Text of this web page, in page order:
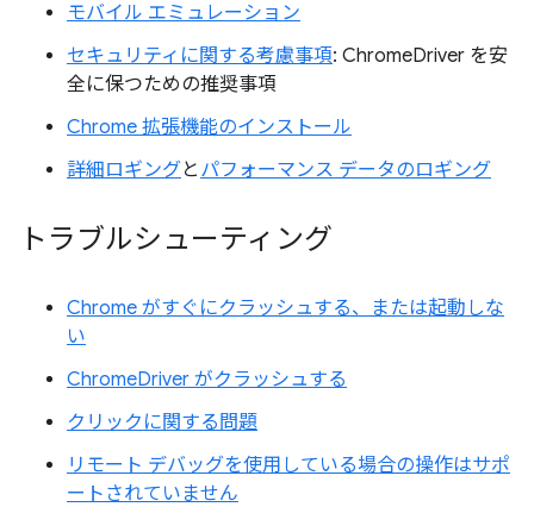
モバイル エミュレーション
セキュリティに関する考慮事項: ChromeDriver を安
全に保つための推奨事項
Chrome 拡張機能のインストール
詳細ロギングと パフォーマンス データのロギング
トラブルシューティング
Chrome がすぐにクラッシュする、または起動しな
い
ChromeDriver がクラッシュする
クリックに関する問題
リモート デバッグを使用している場合の操作はサポ
ートされていません